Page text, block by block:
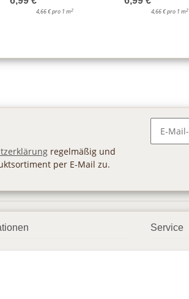
4,66 € pro 1 m2 4,66 € pro 1 m2
regelmäßig und
per E-Mail zu.
Service